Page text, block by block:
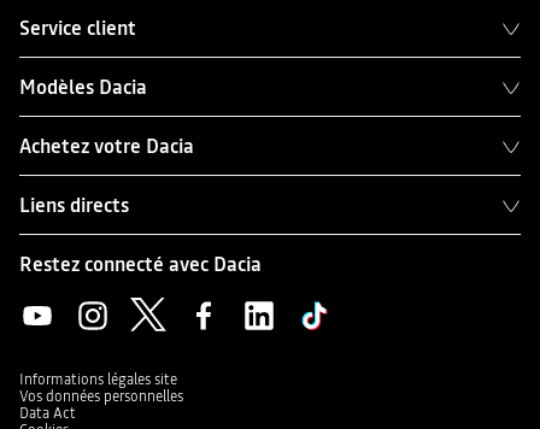
Service client
Modèles Dacia
Achetez votre Dacia
Liens directs
Restez connecté avec Dacia
Informations légales site
Vos données personnelles
Data Act